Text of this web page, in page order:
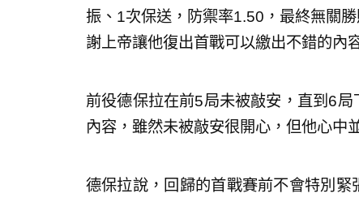
振、1次保送，防禦率1.50，最終無關
謝上帝讓他復出首戰可以繳出不錯的內
前役德保拉在前5局未被敲安，直到6
內容，雖然未被敲安很開心，但他心中
德保拉說，回歸的首戰賽前不會特別緊